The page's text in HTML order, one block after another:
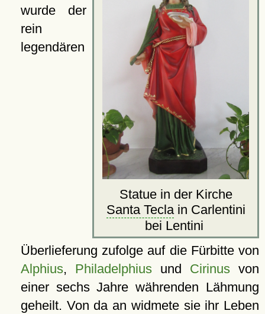
Statue in der Kirche
Santa Teclain Carlentini
bei Lentini
wurde der
rein
legendären
Überlieferung zufolge auf die Fürbitte von
Alphius, Philadelphiusund Cirinusvon
einer sechs Jahre währenden Lähmung
geheilt. Von da an widmete sie ihr Leben